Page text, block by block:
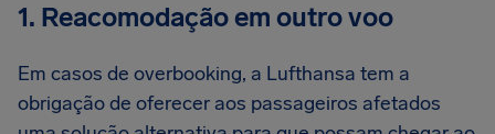
1. Reacomodação em outro voo
Em casos de overbooking, a Lufthansa tem a
obrigação de oferecer aos passageiros afetados